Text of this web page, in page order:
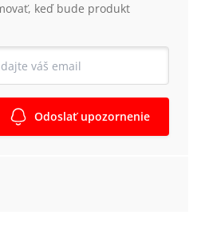
keď bude produkt
Odoslať upozornenie